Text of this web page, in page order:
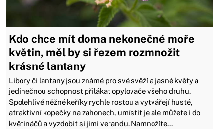
Kdo chce mít doma nekonečné moře
květin, měl by si řezem rozmnožit
krásné lantany
Libory či lantany jsou známé pro své svěží a jasné květy a
jedinečnou schopnost přilákat opylovače všeho druhu.
Spolehlivé něžné keříky rychle rostou a vytvářejí husté,
atraktivní kopečky na záhonech, umístit je ale můžete i do
květináčů a vyzdobit si jimi verandu. Namnožíte...